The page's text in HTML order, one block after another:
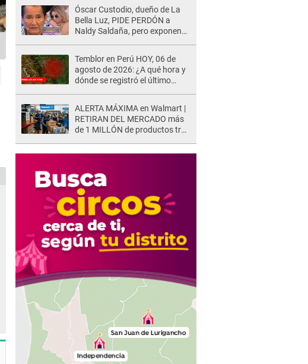
Óscar Custodio, dueño de La
Bella Luz, PIDE PERDÓN a
Naldy Saldaña, pero exponen
grabar"
Temblor en Perú HOY, 06 de
agosto de 2026: ¿A qué hora y
dónde se registró el último
ALERTA MÁXIMA en Walmart |
RETIRAN DEL MERCADO más
de 1 MILLÓN de productos tras